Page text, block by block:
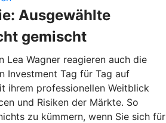
Ausgewählte
gemischt
Lea Wagner reagieren auch die
Investment Tag für Tag auf
ihrem professionellen Weitblick
und Risiken der Märkte. So
zu kümmern, wenn Sie sich für